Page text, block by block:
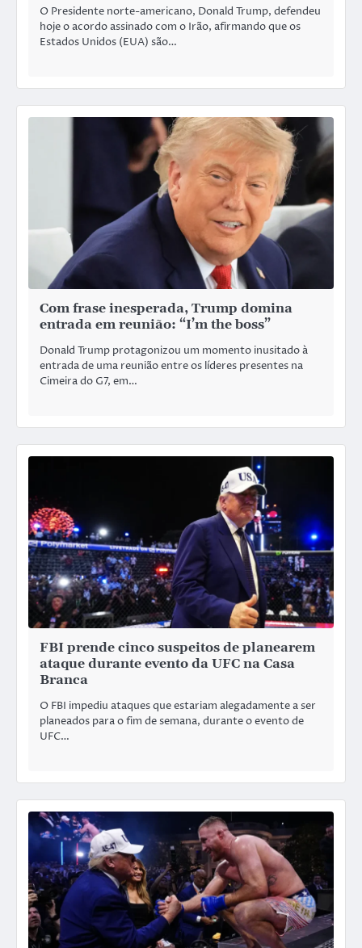
O Presidente norte-americano, Donald Trump, defendeu
hoje o acordo assinado com o Irão, afirmando que os
Estados Unidos (EUA) são…
Com frase inesperada, Trump domina
entrada em reunião: “I’m the boss”
Donald Trump protagonizou um momento inusitado à
entrada de uma reunião entre os líderes presentes na
Cimeira do G7, em…
FBI prende cinco suspeitos de planearem
ataque durante evento da UFC na Casa
Branca
O FBI impediu ataques que estariam alegadamente a ser
planeados para o fim de semana, durante o evento de
UFC…